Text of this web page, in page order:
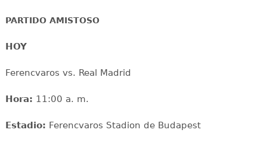
PARTIDO AMISTOSO
HOY
Ferencvaros vs. Real Madrid
Hora: 11:00 a. m.
Estadio: Ferencvaros Stadion de Budapest